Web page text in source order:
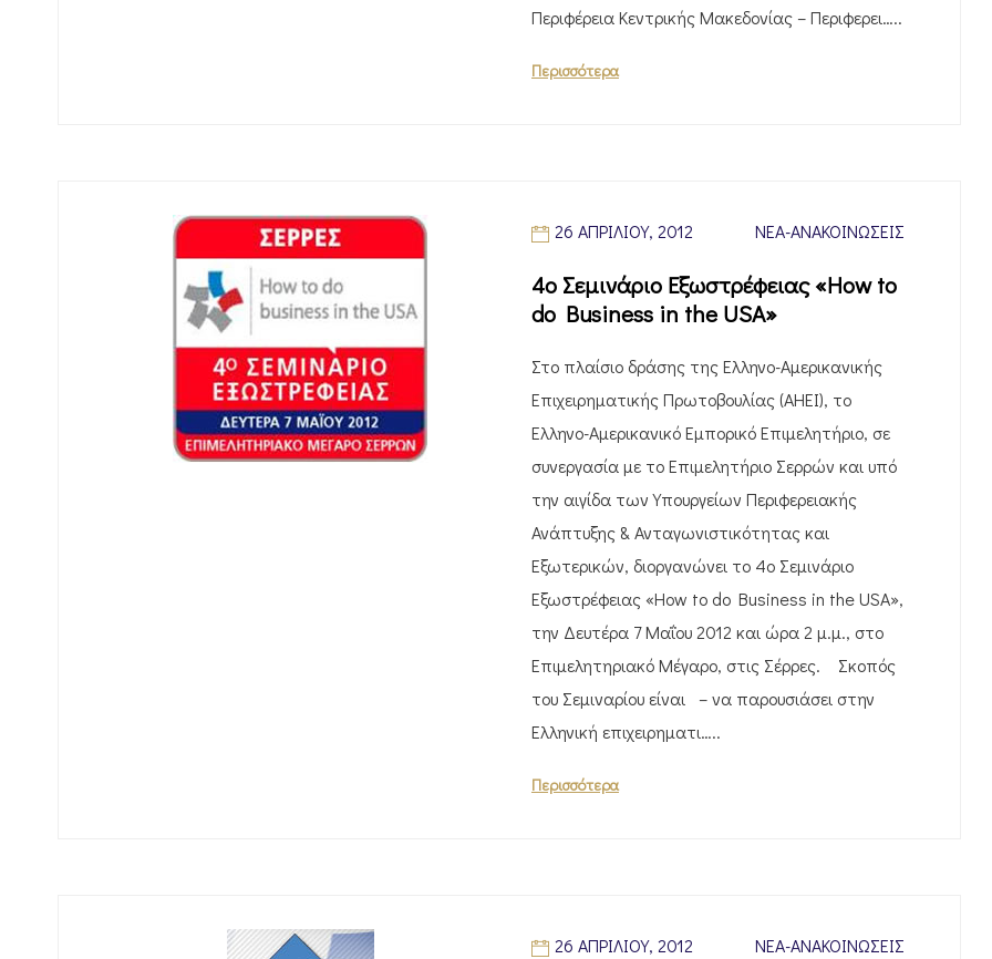
Περιφέρεια Κεντρικής Μακεδονίας – Περιφερει…..
Περισσότερα
26 ΑΠΡΙΛΊΟΥ, 2012 ΝΈΑ-ΑΝΑΚΟΙΝΏΣΕΙΣ
4ο Σεμινάριο Εξωστρέφειας «How to
do Business in the USA»
Στο πλαίσιο δράσης της Ελληνο-Αμερικανικής
Επιχειρηματικής Πρωτοβουλίας (ΑΗΕΙ), το
Ελληνο-Αμερικανικό Εμπορικό Επιμελητήριο, σε
συνεργασία με το Επιμελητήριο Σερρών και υπό
την αιγίδα των Υπουργείων Περιφερειακής
Ανάπτυξης & Ανταγωνιστικότητας και
Εξωτερικών, διοργανώνει το 4ο Σεμινάριο
Εξωστρέφειας «How to do Business in the USA»,
την Δευτέρα 7 Μαΐου 2012 και ώρα 2 μ.μ., στο
Επιμελητηριακό Μέγαρο, στις Σέρρες. Σκοπός
του Σεμιναρίου είναι – να παρουσιάσει στην
Ελληνική επιχειρηματι…..
Περισσότερα
26 ΑΠΡΙΛΊΟΥ, 2012 ΝΈΑ-ΑΝΑΚΟΙΝΏΣΕΙΣ